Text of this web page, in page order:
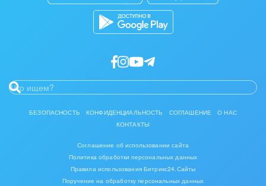
БЕЗОПАСНОСТЬ КОНФИДЕНЦИАЛЬНОСТЬ СОГЛАШЕНИЕ
О НАС
КОНТАКТЫ
Соглашение об использовании сайта
Политика обработки персональных данных
Правила использования Битрикс24.Сайты
Поручение на обработку персональных данных